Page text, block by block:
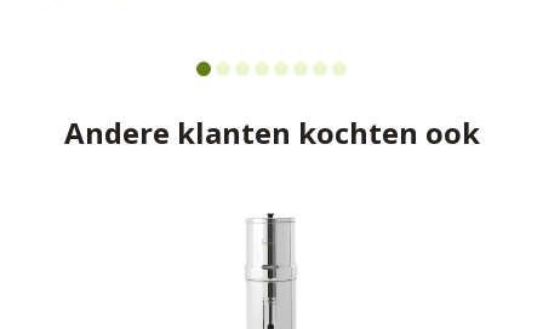
Andere klanten kochten ook